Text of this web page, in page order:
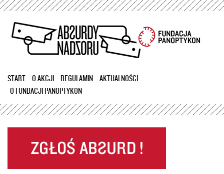
Przejdź
treści
START O AKCJI REGULAMIN
AKTUALNOŚCI
O FUNDACJI PANOPTYKON